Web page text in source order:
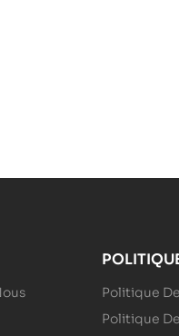
Politique
Politique